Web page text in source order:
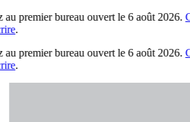
premier bureau ouvert le 6 août 2026.
.
premier bureau ouvert le 6 août 2026.
.